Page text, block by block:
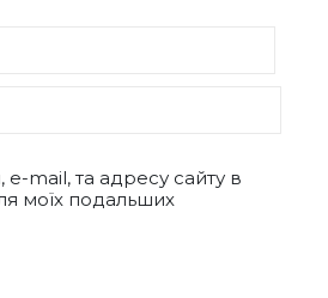
e-mail, та адресу сайту в
моїх подальших